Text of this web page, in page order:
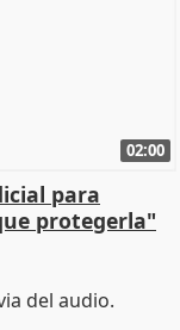
02:00
para
protegerla"